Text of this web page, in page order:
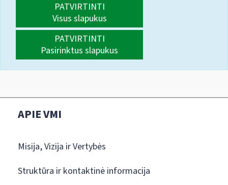
PATVIRTINTI
Visus slapukus
PATVIRTINTI
Pasirinktus slapukus
APIE VMI
Misija, Vizija ir Vertybės
Struktūra ir kontaktinė informacija